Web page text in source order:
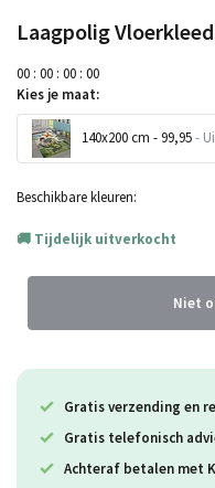
Laagpolig
00 : 00 : 00 : 00
Kies je maat:
140x200 cm - 99,95-
Beschikbare kleuren:
Tijdelijk uitverkocht
Niet
Gratis verzending en
Gratis telefonisch
Achteraf betalen met